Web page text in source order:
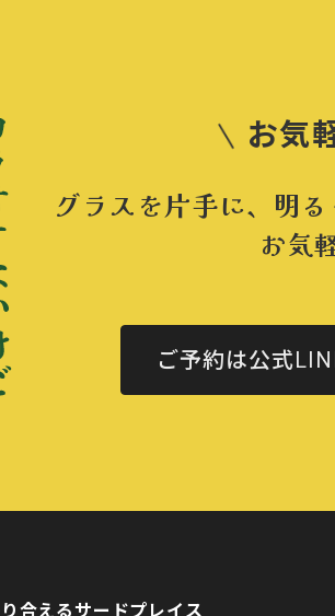
お気
グラスを片手に、明る
お気
ご予約は公式
合えるサードプレイス